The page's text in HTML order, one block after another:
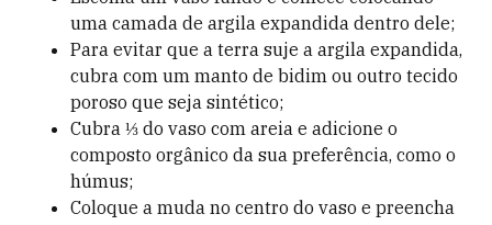
uma camada de argila expandida dentro dele;
Para evitar que a terra suje a argila expandida,
cubra com um manto de bidim ou outro tecido
poroso que seja sintético;
Cubra ⅓ do vaso com areia e adicione o
composto orgânico da sua preferência, como o
húmus;
Coloque a muda no centro do vaso e preencha